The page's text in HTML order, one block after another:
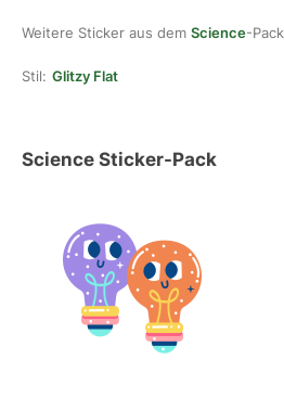
Weitere Sticker aus dem Science-Pack
Stil: Glitzy Flat
Science Sticker-Pack